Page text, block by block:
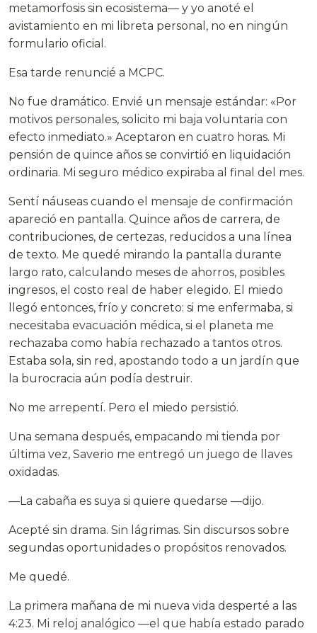
metamorfosis sin ecosistema— y yo anoté el
avistamiento en mi libreta personal, no en ningún
formulario oficial.
Esa tarde renuncié a MCPC.
No fue dramático. Envié un mensaje estándar: «Por
motivos personales, solicito mi baja voluntaria con
efecto inmediato.» Aceptaron en cuatro horas. Mi
pensión de quince años se convirtió en liquidación
ordinaria. Mi seguro médico expiraba al final del mes.
Sentí náuseas cuando el mensaje de confirmación
apareció en pantalla. Quince años de carrera, de
contribuciones, de certezas, reducidos a una línea
de texto. Me quedé mirando la pantalla durante
largo rato, calculando meses de ahorros, posibles
ingresos, el costo real de haber elegido. El miedo
llegó entonces, frío y concreto: si me enfermaba, si
necesitaba evacuación médica, si el planeta me
rechazaba como había rechazado a tantos otros.
Estaba sola, sin red, apostando todo a un jardín que
la burocracia aún podía destruir.
No me arrepentí. Pero el miedo persistió.
Una semana después, empacando mi tienda por
última vez, Saverio me entregó un juego de llaves
oxidadas.
—La cabaña es suya si quiere quedarse —dijo.
Acepté sin drama. Sin lágrimas. Sin discursos sobre
segundas oportunidades o propósitos renovados.
Me quedé.
La primera mañana de mi nueva vida desperté a las
4:23. Mi reloj analógico —el que había estado parado